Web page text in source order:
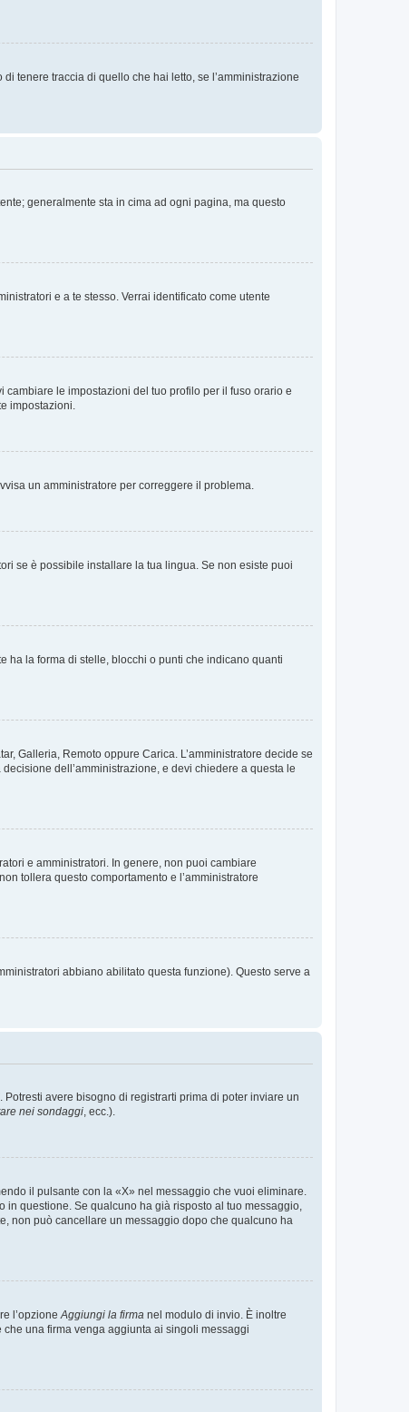
tenere traccia di quello che hai letto, se l’amministrazione
generalmente sta in cima ad ogni pagina, ma questo
e a te stesso. Verrai identificato come utente
cambiare le impostazioni del tuo profilo per il fuso orario e
impostazioni.
un amministratore per correggere il problema.
se è possibile installare la tua lingua. Se non esiste puoi
ha la forma di stelle, blocchi o punti che indicano quanti
Galleria, Remoto oppure Carica. L’amministratore decide se
dell’amministrazione, e devi chiedere a questa le
e amministratori. In genere, non puoi cambiare
tollera questo comportamento e l’amministratore
abbiano abilitato questa funzione). Questo serve a
avere bisogno di registrarti prima di poter inviare un
nei sondaggi, ecc.).
il pulsante con la «X» nel messaggio che vuoi eliminare.
in questione. Se qualcuno ha già risposto al tuo messaggio,
non può cancellare un messaggio dopo che qualcuno ha
l’opzioneAggiungi la firma nel modulo di invio. È inoltre
una firma venga aggiunta ai singoli messaggi